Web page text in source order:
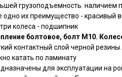
грузоподъемность. наличием
одно их преимущество - красивый
колеса - подшипник
болтовое, болт М10.
контактный слой черной
катать по ламинату
для эксплуатации на